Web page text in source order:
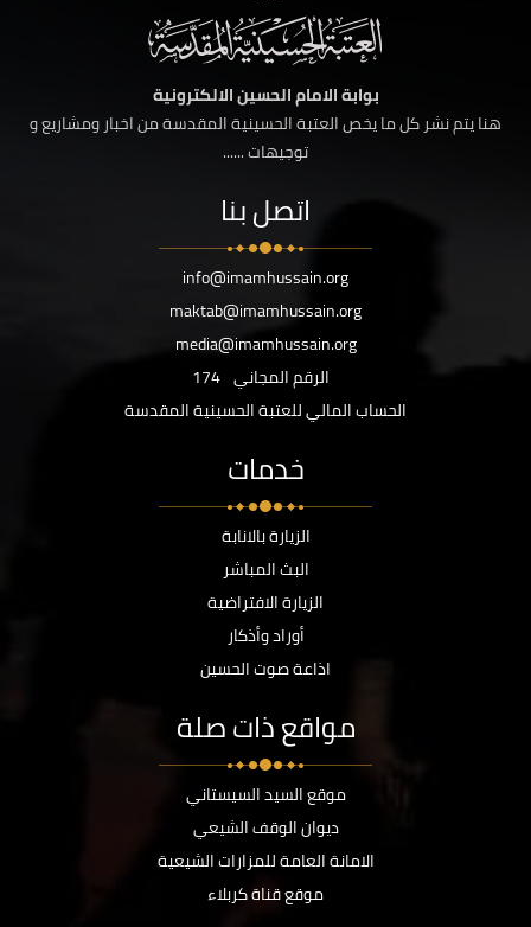
بوابة الامام الحسين الالكترونية
هنا يتم نشر كل ما يخص العتبة الحسينية المقدسة من اخبار ومشاريع و
توجيهات ......
اتصل بنا
info@imamhussain.org
maktab@imamhussain.org
media@imamhussain.org
الرقم المجاني 174
الحساب المالي للعتبة الحسينية المقدسة
خدمات
الزيارة بالانابة
البث المباشر
الزيارة الافتراضية
أوراد وأذكار
اذاعة صوت الحسين
مواقع ذات صلة
موقع السيد السيستاني
ديوان الوقف الشيعي
الامانة العامة للمزارات الشيعية
موقع قناة كربلاء